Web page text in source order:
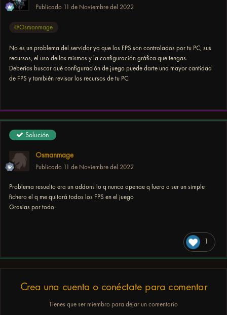
Publicado 11 de Noviembre del 2022
@Osmanmage
No es un problema del servidor ya que los FPS son controlados por tu PC, sus
recursos, el uso de los mismos y la configuración gráfica que tengas.
Deberías buscar qué configuración de juego puede darte una mayor cantidad
de FPS y también revisar los recursos de tu PC.
Solución
Osmanmage
Publicado 11 de Noviembre del 2022
Problema resuelto era un addons lo q nunca apenae q fuera a ser un simple
fichero el q me quitará todos los FPS en el juego
Grasias por todo
1
Crea una cuenta o conéctate para comentar
Tienes que ser miembro para dejar un comentario